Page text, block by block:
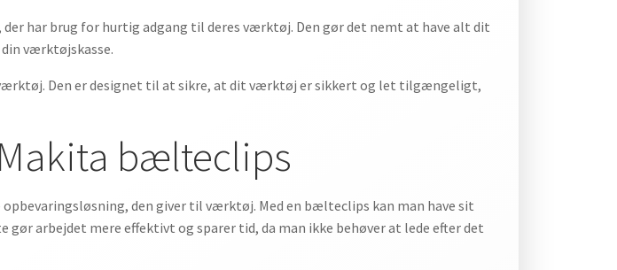
har brug for hurtig adgang til deres værktøj. Den gør det nemt at have alt dit
værktøjskasse.
Den er designet til at sikre, at dit værktøj er sikkert og let tilgængeligt,
bælteclips
den giver til værktøj. Med en bælteclips kan man have sit
arbejdet mere effektivt og sparer tid, da man ikke behøver at lede efter det